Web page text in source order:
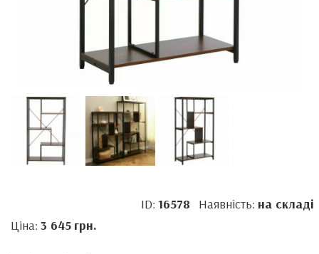
ID: 16578 Наявність: на складі
Ціна: 3 645 грн.